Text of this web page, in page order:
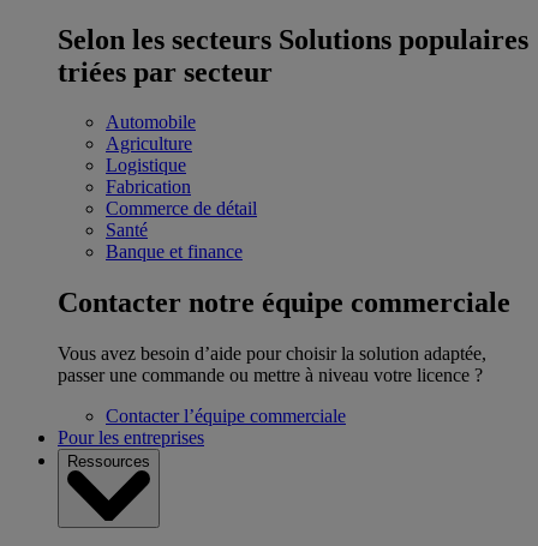
Selon les secteurs Solutions populaires
triées par secteur
Automobile
Agriculture
Logistique
Fabrication
Commerce de détail
Santé
Banque et finance
Contacter notre équipe commerciale
Vous avez besoin d’aide pour choisir la solution adaptée,
passer une commande ou mettre à niveau votre licence ?
Contacter l’équipe commerciale
Pour les entreprises
Ressources